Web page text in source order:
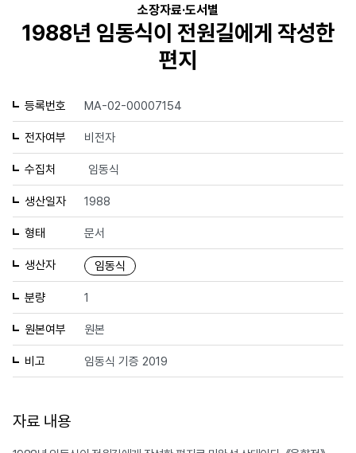
소장자료·도서별
1988년 임동식이 전원길에게 작성한
편지
등록번호 MA-02-00007154
전자여부 비전자
수집처 임동식
생산일자 1988
형태 문서
생산자 임동식
분량 1
원본여부 원본
비고 임동식 기증 2019
자료 내용